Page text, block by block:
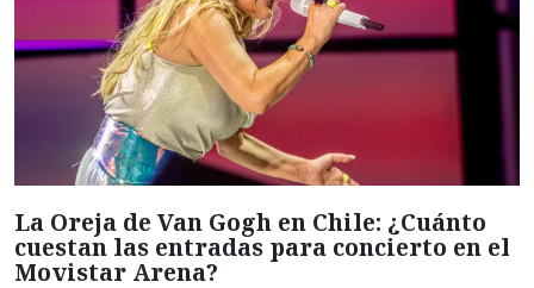
La Oreja de Van Gogh en Chile: ¿Cuánto
cuestan las entradas para concierto en el
Movistar Arena?